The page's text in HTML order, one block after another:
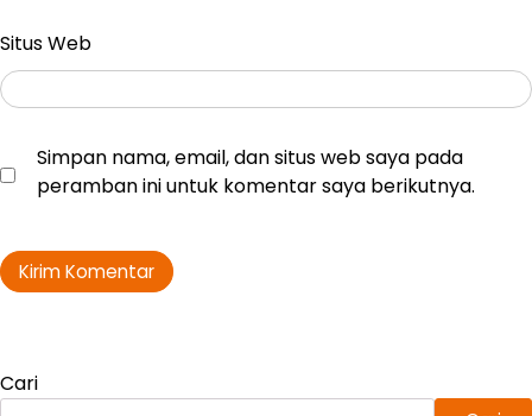
Situs Web
Simpan nama, email, dan situs web saya pada
peramban ini untuk komentar saya berikutnya.
Cari